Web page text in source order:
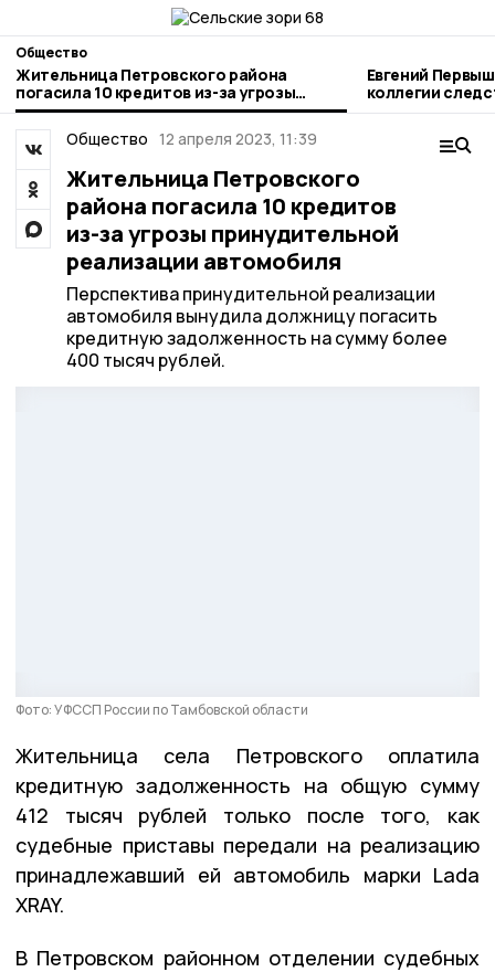
Общество
Жительница Петровского района
погасила 10 кредитов из-за угрозы
принудительной реализации
автомобиля
Евгений
коллегии
Тамбовской
Общество 12 апреля 2023, 11:39
Жительница Петровского
района погасила 10 кредитов
из-за угрозы принудительной
реализации автомобиля
Перспектива принудительной реализации
автомобиля вынудила должницу погасить
кредитную задолженность на сумму более
400 тысяч рублей.
Фото: УФССП России по Тамбовской области
Жительница села Петровского оплатила
кредитную задолженность на общую сумму
412 тысяч рублей только после того, как
судебные приставы передали на реализацию
принадлежавший ей автомобиль марки Lada
XRAY.
В Петровском районном отделении судебных